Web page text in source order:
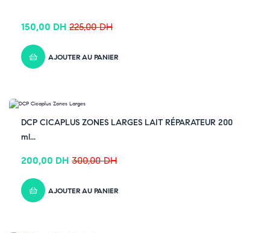
225,00DH
150,00 DH
AJOUTER AU PANIER
DCP CICAPLUS ZONES LARGES LAIT RÉPARATEUR 200
ml...
300,00DH
200,00 DH
AJOUTER AU PANIER